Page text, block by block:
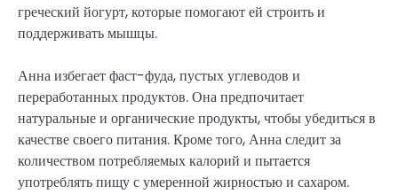
греческий йогурт, которые помогают ей строить и
поддерживать мышцы.
Анна избегает фаст-фуда, пустых углеводов и
переработанных продуктов. Она предпочитает
натуральные и органические продукты, чтобы убедиться в
качестве своего питания. Кроме того, Анна следит за
количеством потребляемых калорий и пытается
употреблять пищу с умеренной жирностью и сахаром.